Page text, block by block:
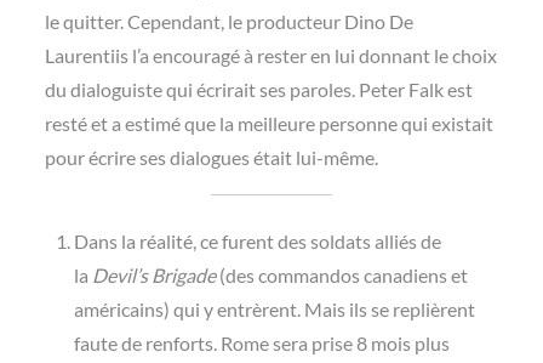
le quitter. Cependant, le producteur Dino De
Laurentiis l’a encouragé à rester en lui donnant le choix
du dialoguiste qui écrirait ses paroles. Peter Falk est
resté et a estimé que la meilleure personne qui existait
pour écrire ses dialogues était lui-même.
Dans la réalité, ce furent des soldats alliés de
la Devil’s Brigade(des commandos canadiens et
américains) qui y entrèrent. Mais ils se replièrent
faute de renforts. Rome sera prise 8 mois plus